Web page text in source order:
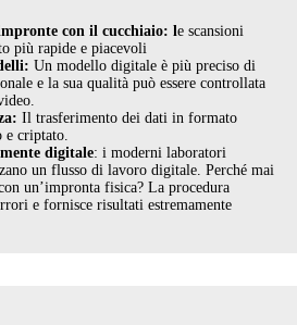
con il cucchiaio: le scansioni
più rapide e piacevoli
Un modello digitale è più preciso di
e la sua qualità può essere controllata
Il trasferimento dei dati in formato
e criptato.
digitale: i moderni laboratori
un flusso di lavoro digitale. Perché mai
un’impronta fisica? La procedura
e fornisce risultati estremamente